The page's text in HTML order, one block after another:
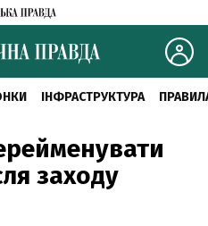
ІНФРАСТРУКТУРА
заходу